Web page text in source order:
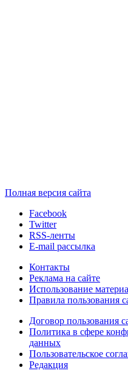
Полная версия сайта
Facebook
Twitter
RSS-ленты
E-mail рассылка
Контакты
Реклама на сайте
Использование
Правила пользования
Договор пользования
Политика в сфере
данных
Пользовательское
Редакция